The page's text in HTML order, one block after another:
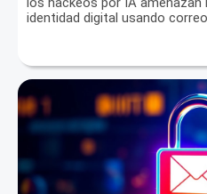
identidad digital usando